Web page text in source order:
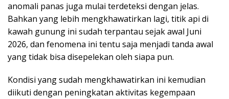
anomali panas juga mulai terdeteksi dengan jelas.
Bahkan yang lebih mengkhawatirkan lagi, titik api di
kawah gunung ini sudah terpantau sejak awal Juni
2026, dan fenomena ini tentu saja menjadi tanda awal
yang tidak bisa disepelekan oleh siapa pun.
Kondisi yang sudah mengkhawatirkan ini kemudian
diikuti dengan peningkatan aktivitas kegempaan